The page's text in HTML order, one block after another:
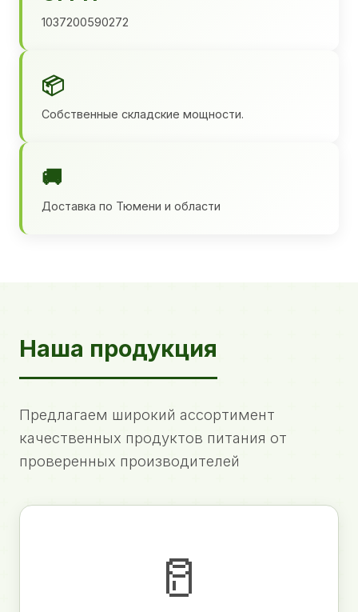
1037200590272
📦
Собственные складские мощности.
🚚
Доставка по Тюмени и области
Наша продукция
Предлагаем широкий ассортимент
качественных продуктов питания от
проверенных производителей
🥛